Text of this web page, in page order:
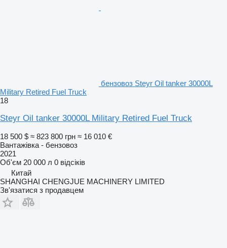
бензовоз Steyr Oil tanker 30000L
Military Retired Fuel Truck
18
Steyr Oil tanker 30000L Military Retired Fuel Truck
18 500 $ ≈ 823 800 грн ≈ 16 010 €
Вантажівка - бензовоз
2021
Об'єм 20 000 л 0 відсіків
Китай
SHANGHAI CHENGJUE MACHINERY LIMITED
Зв'язатися з продавцем